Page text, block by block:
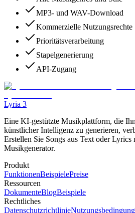
MP3- und WAV-Download
Kommerzielle Nutzungsrechte
Prioritätsverarbeitung
Stapelgenerierung
API-Zugang
Lyria 3
Eine KI-gestützte Musikplattform, die
künstlicher Intelligenz zu generieren,
Erstellen Sie Songs aus Text oder
Musikgenerator.
Produkt
FunktionenBeispielePreise
Ressourcen
DokumenteBlogBeispiele
Rechtliches
Datenschutzrichtlinie